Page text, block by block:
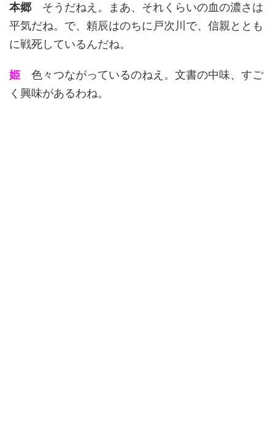
本郷 そうだねえ。まあ、それくらいの血の濃さは
平気だね。で、頼辰はのちに戸次川で、信親ととも
に戦死しているんだね。
姫 色々つながっているのねえ。文書の中味、すご
く興味があるわね。